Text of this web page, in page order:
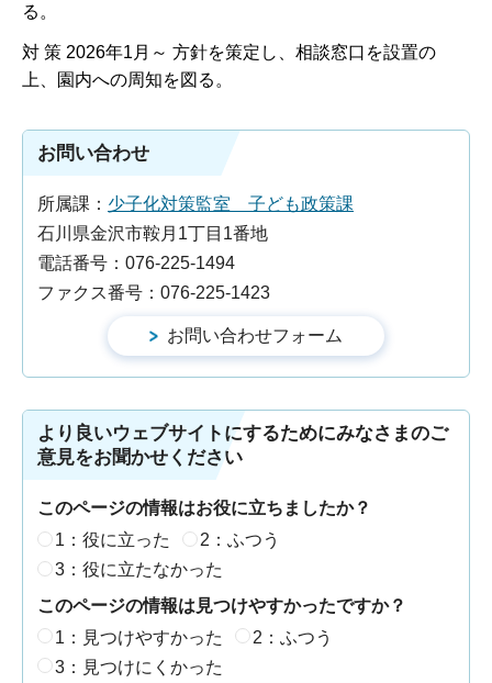
る。
対 策 2026年1月～ 方針を策定し、相談窓口を設置の
上、園内への周知を図る。
お問い合わせ
所属課： 少子化対策監室 子ども政策課
石川県金沢市鞍月1丁目1番地
電話番号：076-225-1494
ファクス番号：076-225-1423
より良いウェブサイトにするためにみなさまのご
意見をお聞かせください
このページの情報はお役に立ちましたか？
1：役に立った
2：ふつう
3：役に立たなかった
このページの情報は見つけやすかったですか？
1：見つけやすかった
2：ふつう
3：見つけにくかった